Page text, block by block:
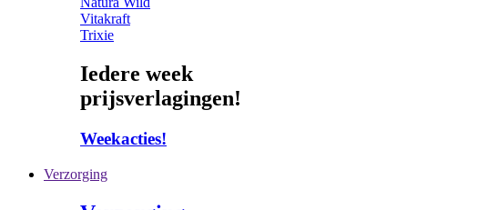
Vitakraft
Trixie
Iedere week
prijsverlagingen!
Weekacties!
Verzorging